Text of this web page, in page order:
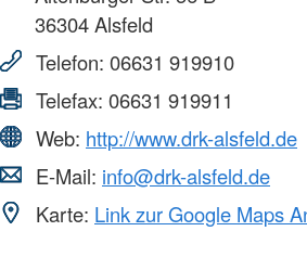
36304Alsfeld
Telefon: 06631 919910
Telefax: 06631 919911
Web: http://www.drk-alsfeld.de
E-Mail: info@drk-alsfeld.de
Karte: Link zur Google Maps